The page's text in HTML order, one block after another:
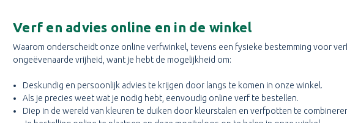
Verf en advies online en in de winkel
Waarom onderscheidt onze online verfwinkel, tevens een fysieke bestemming voor
ongeëvenaarde vrijheid, want je hebt de mogelijkheid om:
Deskundig en persoonlijk advies te krijgen door langs te komen in onze winkel.
Als je precies weet wat je nodig hebt, eenvoudig online verf te bestellen.
Diep in de wereld van kleuren te duiken door kleurstalen en verfpotten te